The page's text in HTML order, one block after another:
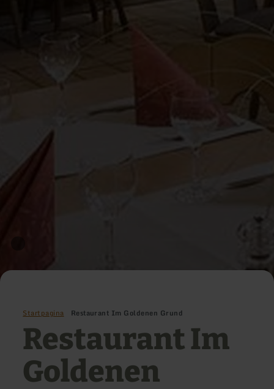
Startpagina Restaurant Im Goldenen Grund
Restaurant Im
Goldenen